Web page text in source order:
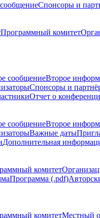
Спонсоры и
Программный комитет
сообщениеВторое
Спонсоры и
Отчет о
сообщениеВторое
Важные даты
Дополнительная
комитет
Программа (.pdf)
комитетМестный